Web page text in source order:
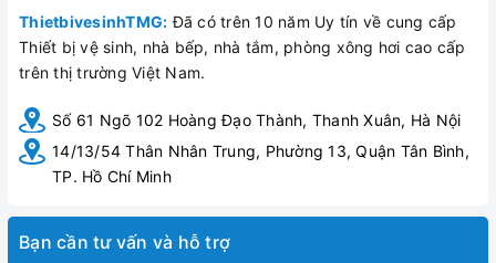
ThietbivesinhTMG: Đã có trên 10 năm Uy tín về cung cấp
Thiết bị vệ sinh, nhà bếp, nhà tắm, phòng xông hơi cao cấp
trên thị trường Việt Nam.
Số 61 Ngõ 102 Hoàng Đạo Thành, Thanh Xuân, Hà Nội
14/13/54 Thân Nhân Trung, Phường 13, Quận Tân Bình,
TP. Hồ Chí Minh
Bạn cần tư vấn và hỗ trợ